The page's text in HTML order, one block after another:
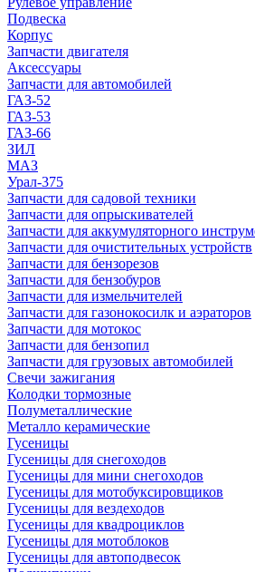
Подвеска
Корпус
Запчасти двигателя
Аксессуары
Запчасти для автомобилей
ГАЗ-52
ГАЗ-53
ГАЗ-66
ЗИЛ
МАЗ
Урал-375
Запчасти для садовой техники
Запчасти для опрыскивателей
Запчасти для аккумуляторного
Запчасти для очистительных устройств
Запчасти для бензорезов
Запчасти для бензобуров
Запчасти для измельчителей
Запчасти для газонокосилк и аэраторов
Запчасти для мотокос
Запчасти для бензопил
Запчасти для грузовых автомобилей
Свечи зажигания
Колодки тормозные
Полуметаллические
Металло керамические
Гусеницы
Гусеницы для снегоходов
Гусеницы для мини снегоходов
Гусеницы для мотобуксировщиков
Гусеницы для вездеходов
Гусеницы для квадроциклов
Гусеницы для мотоблоков
Гусеницы для автоподвесок